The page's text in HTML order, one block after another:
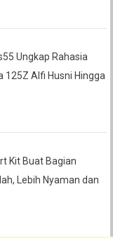
Ungkap Rahasia
125Z Alfi Husni Hingga
Kit Buat Bagian
Lebih Nyaman dan